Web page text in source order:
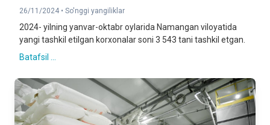
26/11/2024 • So'nggi yangiliklar
2024- yilning yanvar-oktabr oylarida Namangan viloyatida
yangi tashkil etilgan korxonalar soni 3 543 tani tashkil etgan.
Batafsil ...